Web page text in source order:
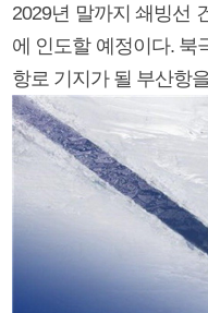
2029년 말까지 쇄빙선
에 인도할 예정이다. 북
항로 기지가 될 부산항